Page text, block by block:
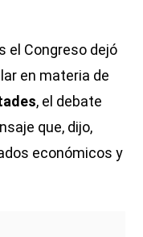
el Congreso dejó
en materia de
, el debate
que, dijo,
económicos y